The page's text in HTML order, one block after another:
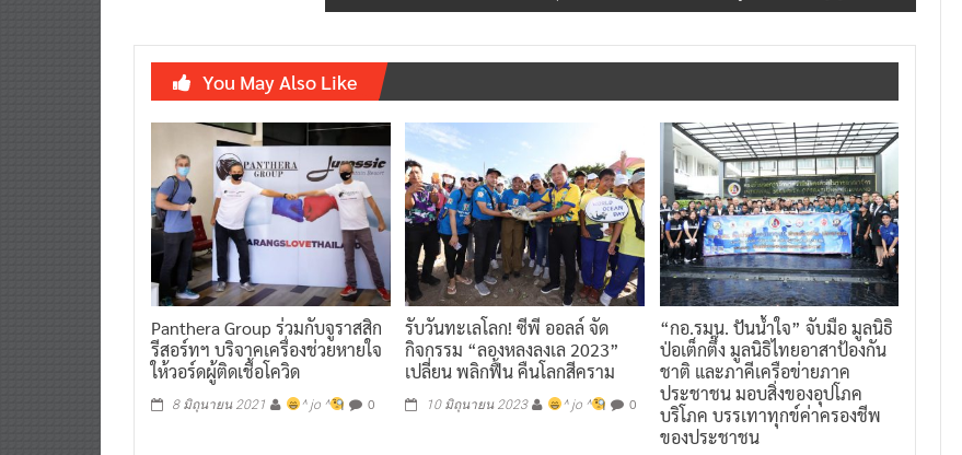
You May Also Like
Panthera Group ร่วมกับจูราสสิก
รีสอร์ทฯ บริจาคเครื่องช่วยหายใจ
ให้วอร์ดผู้ติดเชื้อโควิด
8 มิถุนายน 2021 ^ jo ^ 0
รับวันทะเลโลก! ซีพี ออลล์ จัด
กิจกรรม “ลองหลงลงเล 2023”
เปลี่ยน พลิกฟื้น คืนโลกสีคราม
10 มิถุนายน 2023 ^ jo ^ 0
“กอ.รมน. ปันน้ำใจ” จับมือ มูลนิธิ
ป่อเต็กตึ๊ง มูลนิธิไทยอาสาป้องกัน
ชาติ และภาคีเครือข่ายภาค
ประชาชน มอบสิ่งของอุปโภค
บริโภค บรรเทาทุกข์ค่าครองชีพ
ของประชาชน